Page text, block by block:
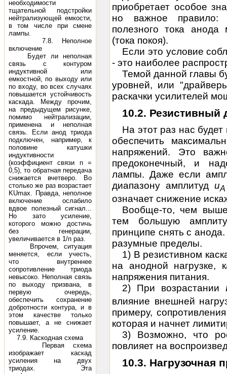
необходимости
тщательной подстройки
нейтрализующей емкости,
в том числе при смене
лампы.
7.8. Неполное
включение
Будет ли неполная
связь с контуром
индуктивной или
емкостной, по выходу или
по входу, во всех случаях
повышается устойчивость
каскада. Между прочим,
на предыдущем рисунке,
помимо нейтрализации,
применена и неполная
связь. Если анод триода
подключен, например, к
половине катушки
индуктивности
(коэффициент связи n =
0,5), то обратная передача
снижается вчетверо. Во
столько же раз возрастает
KUmax. Правда, неполное
включение ослабило
вдвое полезный сигнал...
Но зато усиление,
которого можно достичь
без генерации,
увеличивается в 1/n раз.
Впрочем, ситуация
меняется, если учесть,
что внутреннее
сопротивление триода
невысоко. Неполная связь
по выходу призвана, в
первую очередь,
обеспечить сохранение
добротности контура, и в
этом качестве только
повышает, а не снижает
усиление.
7.9. Каскодная схема
Первая схема
изображает каскад
усиления на двух
триодах. Эта
приобретает особое
но важное правило:
полезного тока
(тока покоя).
Если это условие
- это наиболее
Темой данной главы
уровней, или
раскачки усилителей
10.2. Резистивный
На этот раз нас
обеспечить
напряжений. Это
предоконечный, и
лампы. Даже если
диапазону амплитуд uA
означает снижение
Вообще-то, чем выше
тем большую
принципе снять с
разумные пределы.
1) В резистивном
на анодной нагрузке,
напряжения питания.
2) При возрастании
влияние внешней
примеру,
которая и начнет
3) Возможно, что
повлияет на
10.3. Нагрузочная